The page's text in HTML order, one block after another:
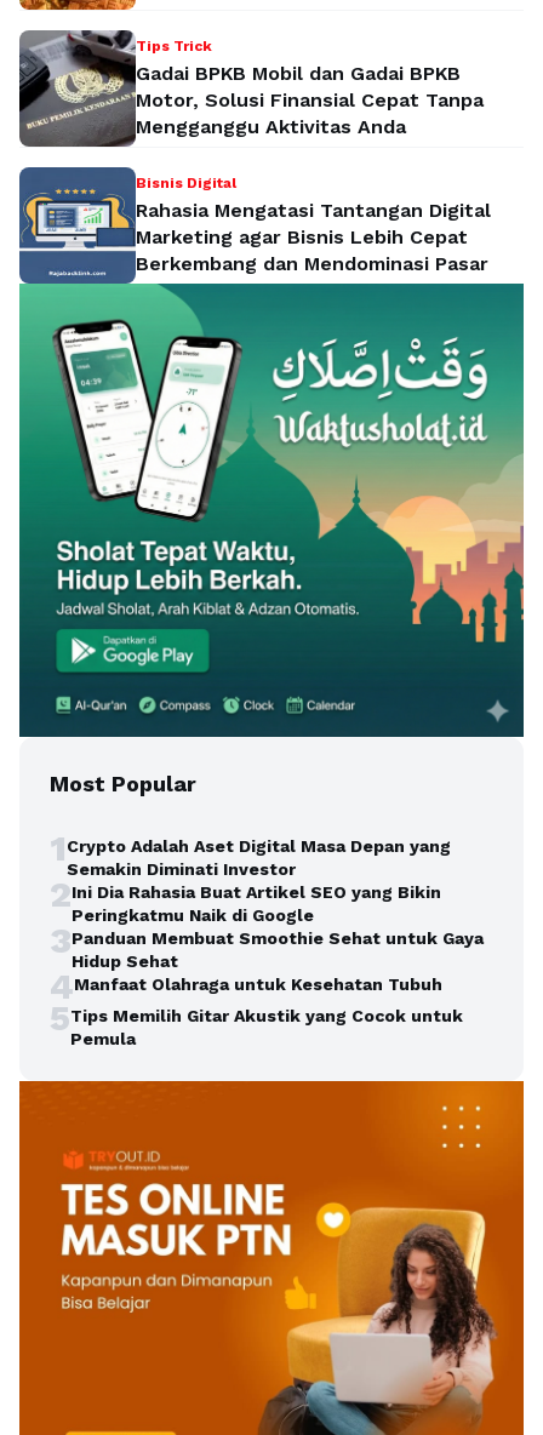
Tips Trick
Gadai BPKB Mobil dan Gadai BPKB
Motor, Solusi Finansial Cepat Tanpa
Mengganggu Aktivitas Anda
Bisnis Digital
Rahasia Mengatasi Tantangan Digital
Marketing agar Bisnis Lebih Cepat
Berkembang dan Mendominasi Pasar
Most Popular
1Crypto Adalah Aset Digital Masa Depan yang
Semakin Diminati Investor
2Ini Dia Rahasia Buat Artikel SEO yang Bikin
Peringkatmu Naik di Google
3Panduan Membuat Smoothie Sehat untuk Gaya
Hidup Sehat
4Manfaat Olahraga untuk Kesehatan Tubuh
5Tips Memilih Gitar Akustik yang Cocok untuk
Pemula